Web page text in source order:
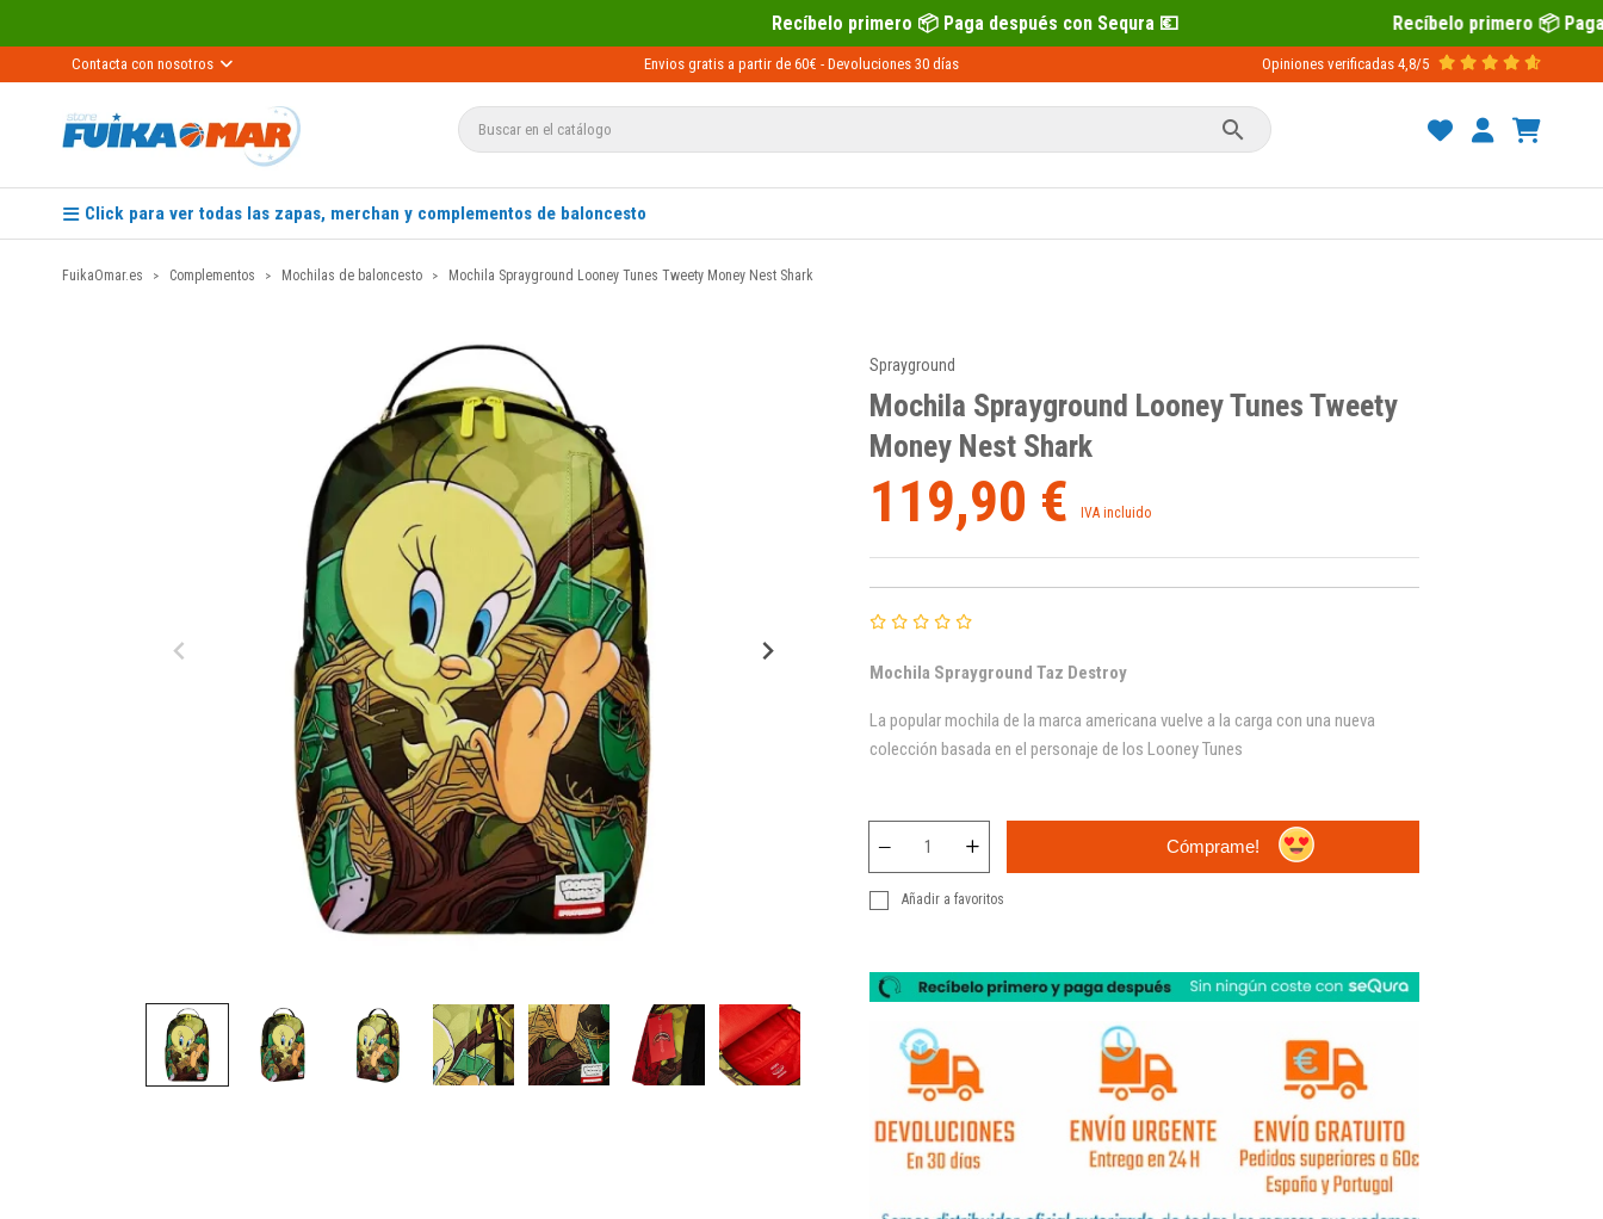
Recíbelo primero 📦 Paga después con Sequra 💶 Recíbelo primero 📦 Paga después con
Contacta con nosotros Envios gratis a partir de 60€ - Devoluciones 30 días Opiniones verificadas 4,8/5

Click para ver todas las zapas, merchan y complementos de baloncesto
FuikaOmar.es Complementos Mochilas de baloncesto Mochila Sprayground Looney Tunes Tweety Money Nest Shark
Sprayground
Mochila Sprayground Looney Tunes Tweety
Money Nest Shark
119,90 € IVA incluido
Mochila Sprayground Taz Destroy
La popular mochila de la marca americana vuelve a la carga con una nueva
colección basada en el personaje de los Looney Tunes
Cómprame!
Añadir a favoritos